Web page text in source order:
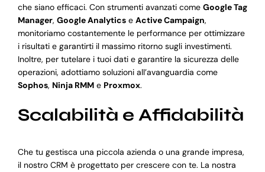
che siano efficaci. Con strumenti avanzati come Google Tag
Manager, Google Analyticse Active Campaign,
monitoriamo costantemente le performance per ottimizzare
i risultati e garantirti il massimo ritorno sugli investimenti.
Inoltre, per tutelare i tuoi dati e garantire la sicurezza delle
operazioni, adottiamo soluzioni all’avanguardia come
Sophos, Ninja RMMe Proxmox.
Scalabilità e Affidabilità
Che tu gestisca una piccola azienda o una grande impresa,
il nostro CRM è progettato per crescere con te. La nostra